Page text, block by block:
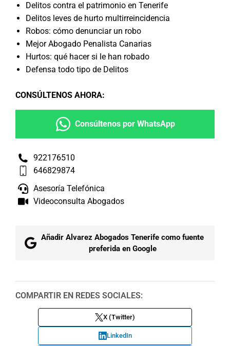
Delitos contra el patrimonio en Tenerife
Delitos leves de hurto multirreincidencia
Robos: cómo denunciar un robo
Mejor Abogado Penalista Canarias
Hurtos: qué hacer si le han robado
Defensa todo tipo de Delitos
CONSÚLTENOS AHORA:
Consúltenos por WhatsApp
922176510
646829874
Asesoría Telefónica
Videoconsulta Abogados
Añadir Alvarez Abogados Tenerife como fuente
preferida en Google
COMPARTIR EN REDES SOCIALES:
X (Twitter)
LinkedIn